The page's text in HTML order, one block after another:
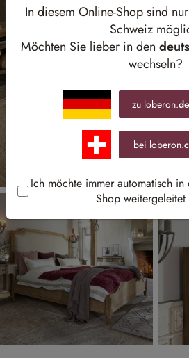
In diesem Online-Shop sind
Schweiz
Möchten Sie lieber in den
wechseln?
zu loberon.de
bei loberon.
Ich möchte immer automatisch
Shop weitergeleitet